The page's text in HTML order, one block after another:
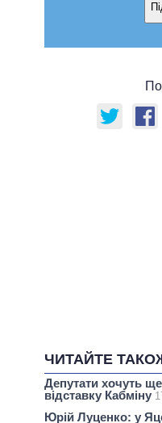
ЧИТАЙТЕ
Депутати хочуть
відставку Кабміну
Юрій Луценко: у